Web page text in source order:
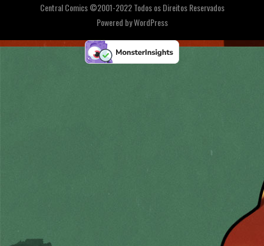
Central Comics ©2001-2022 Todos os Direitos Reservados
Powered byWordPress